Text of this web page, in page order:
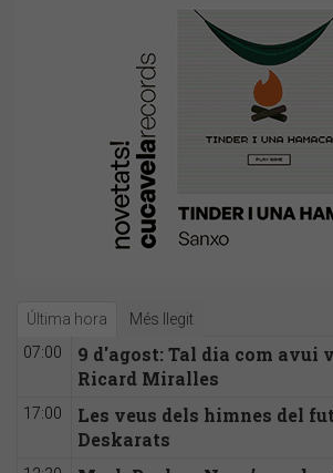
Última hora Més llegit
07:00
9 d'agost: Tal dia com avui
Ricard Miralles
17:00
Les veus dels himnes del
Deskarats